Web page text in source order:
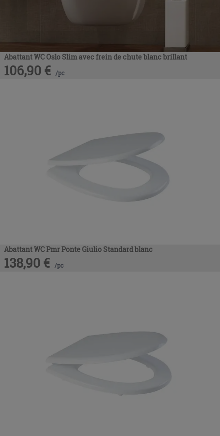
Abattant WC Oslo Slim avec frein de chute blanc brillant
106,90 € /pc
Abattant WC Pmr Ponte Giulio Standard blanc
138,90 € /pc